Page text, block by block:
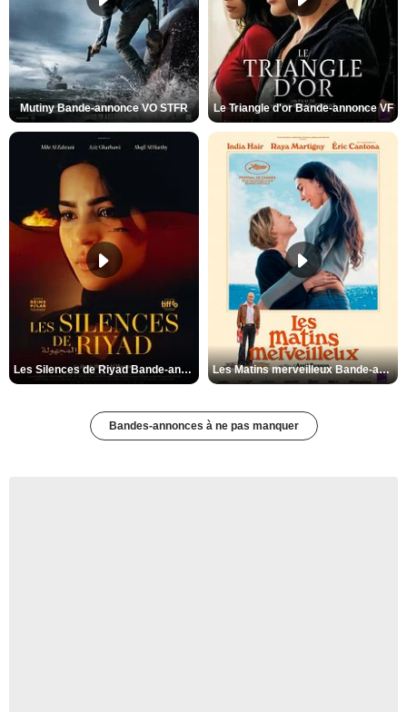
Mutiny Bande-annonce VO STFR Le Triangle d'or Bande-annonce VF
Les Silences de Riyad Bande-annonce VO STFR Les Matins merveilleux Bande-annonce VF
Bandes-annonces à ne pas manquer